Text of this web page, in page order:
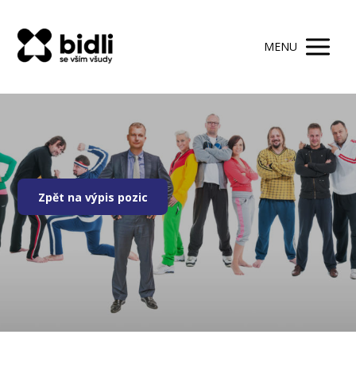
MENU
Zpět na výpis pozic